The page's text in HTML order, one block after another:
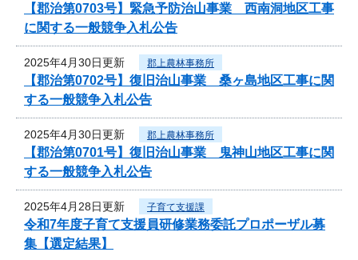
【郡治第0703号】緊急予防治山事業 西南洞地区工事
に関する一般競争入札公告
2025年4月30日更新 郡上農林事務所
【郡治第0702号】復旧治山事業 桑ヶ島地区工事に関
する一般競争入札公告
2025年4月30日更新 郡上農林事務所
【郡治第0701号】復旧治山事業 鬼神山地区工事に関
する一般競争入札公告
2025年4月28日更新 子育て支援課
令和7年度子育て支援員研修業務委託プロポーザル募
集【選定結果】